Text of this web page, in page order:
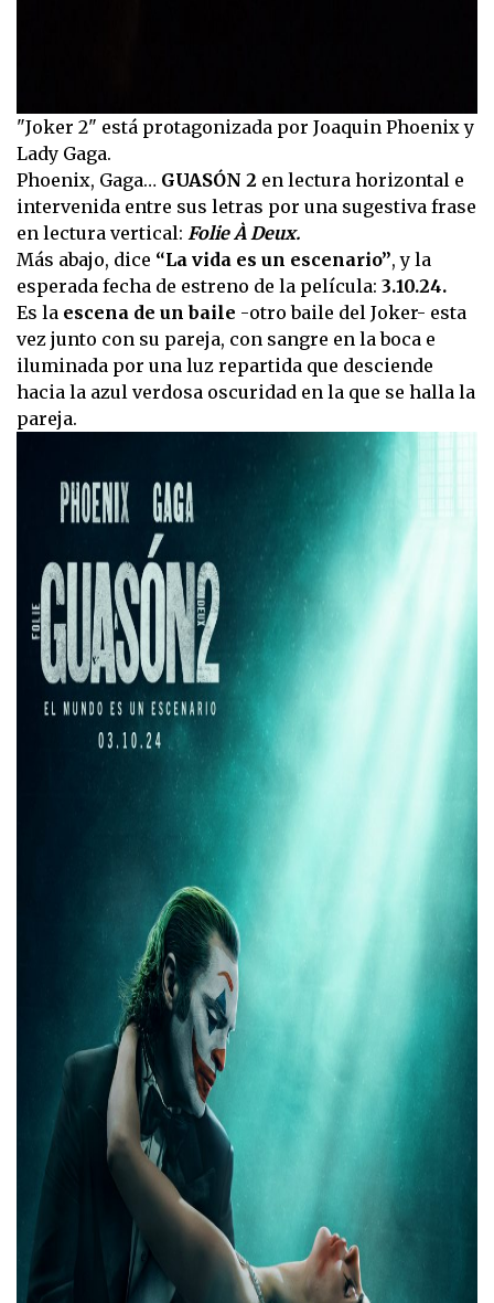
"Joker 2" está protagonizada por Joaquin Phoenix y
Lady Gaga.
Phoenix, Gaga… GUASÓN 2 en lectura horizontal e
intervenida entre sus letras por una sugestiva frase
en lectura vertical: Folie À Deux.
Más abajo, dice “La vida es un escenario”, y la
esperada fecha de estreno de la película: 3.10.24.
Es la escena de un baile -otro baile del Joker- esta
vez junto con su pareja, con sangre en la boca e
iluminada por una luz repartida que desciende
hacia la azul verdosa oscuridad en la que se halla la
pareja.